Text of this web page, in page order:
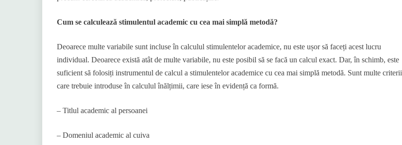
Cum se calculează stimulentul academic cu cea mai simplă metodă?
Deoarece multe variabile sunt incluse în calculul stimulentelor academice, nu este ușor să faceți acest lucru
individual. Deoarece există atât de multe variabile, nu este posibil să se facă un calcul exact. Dar, în schimb, este
suficient să folosiți instrumentul de calcul a stimulentelor academice cu cea mai simplă metodă. Sunt multe criterii
care trebuie introduse în calculul înălțimii, care iese în evidență ca formă.
– Titlul academic al persoanei
– Domeniul academic al cuiva